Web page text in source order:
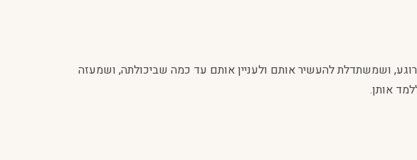
ושמשתדלת להעשיר אותם ולעניין אותם עד כמה שביכולתה, ושמעזה
אותן.